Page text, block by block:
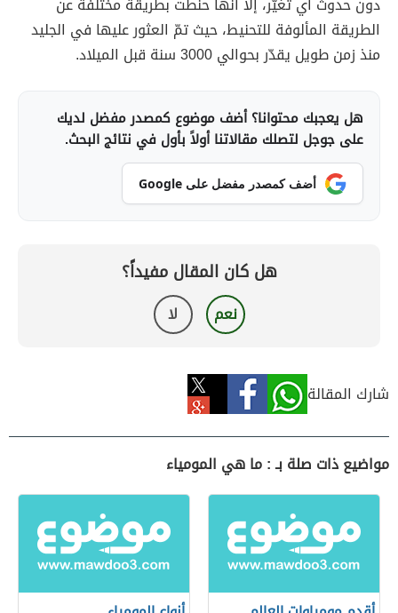
الطريقة المألوفة للتحنيط، حيث تمّ العثور عليها في الجليد
منذ زمن طويل يقدّر بحوالي 3000 سنة قبل الميلاد.
هل يعجبك محتوانا؟ أضف موضوع كمصدر مفضل لديك
على جوجل لتصلك مقالاتنا أولاً بأول في نتائج البحث.
أضف كمصدر مفضل على Google
هل كان المقال مفيداً؟
نعم لا
شارك المقالة
مواضيع ذات صلة بـ : ما هي المومياء